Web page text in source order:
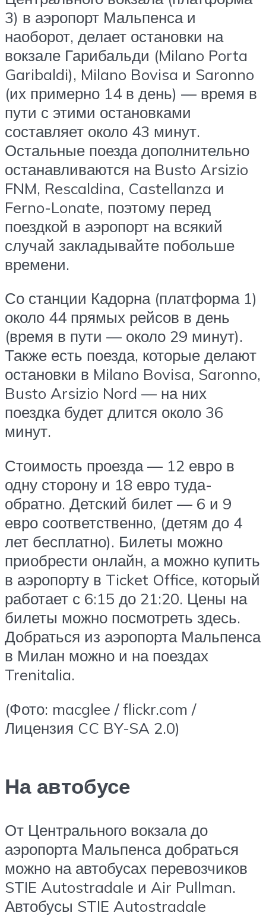
3) в аэропорт Мальпенса и
наоборот, делает остановки на
вокзале Гарибальди (Milano Porta
Garibaldi), Milano Bovisa и Saronno
(их примерно 14 в день) — время в
пути с этими остановками
составляет около 43 минут.
Остальные поезда дополнительно
останавливаются на Busto Arsizio
FNM, Rescaldina, Castellanza и
Ferno-Lonate, поэтому перед
поездкой в аэропорт на всякий
случай закладывайте побольше
времени.
Со станции Кадорна (платформа 1)
около 44 прямых рейсов в день
(время в пути — около 29 минут).
Также есть поезда, которые делают
остановки в Milano Bovisa, Saronno,
Busto Arsizio Nord — на них
поездка будет длится около 36
минут.
Стоимость проезда — 12 евро в
одну сторону и 18 евро туда-
обратно. Детский билет — 6 и 9
евро соответственно, (детям до 4
лет бесплатно). Билеты можно
приобрести онлайн, а можно купить
в аэропорту в Ticket Office, который
работает с 6:15 до 21:20. Цены на
билеты можно посмотреть здесь.
Добраться из аэропорта Мальпенса
в Милан можно и на поездах
Trenitalia.
(Фото: macglee / flickr.com /
Лицензия CC BY-SA 2.0)
На автобусе
От Центрального вокзала до
аэропорта Мальпенса добраться
можно на автобусах перевозчиков
STIE Autostradale и Air Pullman.
Автобусы STIE Autostradale